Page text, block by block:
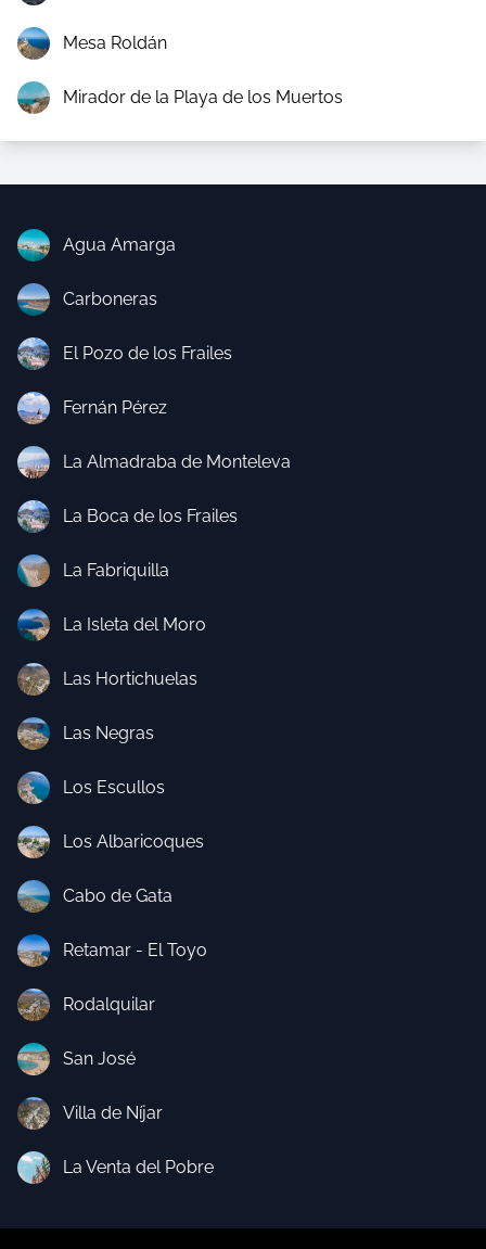
Mesa Roldán
Mirador de la Playa de los Muertos
Agua Amarga
Carboneras
El Pozo de los Frailes
Fernán Pérez
La Almadraba de Monteleva
La Boca de los Frailes
La Fabriquilla
La Isleta del Moro
Las Hortichuelas
Las Negras
Los Escullos
Los Albaricoques
Cabo de Gata
Retamar - El Toyo
Rodalquilar
San José
Villa de Níjar
La Venta del Pobre